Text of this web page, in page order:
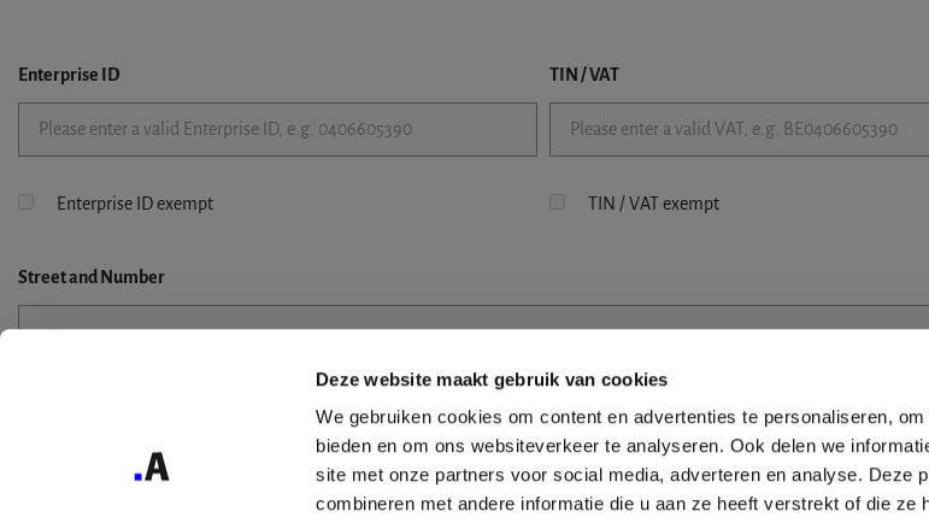
Deze website maakt gebruik van cookies
We gebruiken cookies om content en advertenties te personaliseren,
bieden en om ons websiteverkeer te analyseren. Ook delen we
site met onze partners voor social media, adverteren en analyse. Deze
combineren met andere informatie die u aan ze heeft verstrekt of die ze
Enterprise ID TIN / VAT
Enterprise ID exempt TIN / VAT exempt
Streetand Number